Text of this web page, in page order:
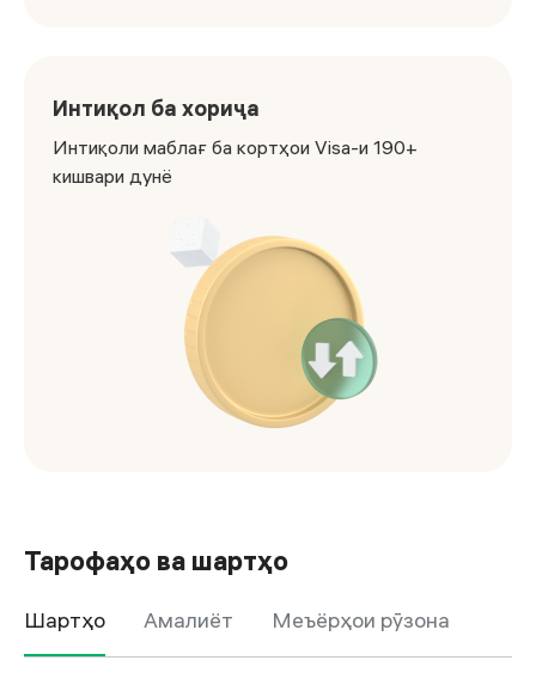
Интиқол ба хориҷа
Интиқоли маблағ ба кортҳои Visa-и 190+
кишвари дунё
Тарофаҳо ва шартҳо
Шартҳо Амалиёт Меъёрҳои рӯзона